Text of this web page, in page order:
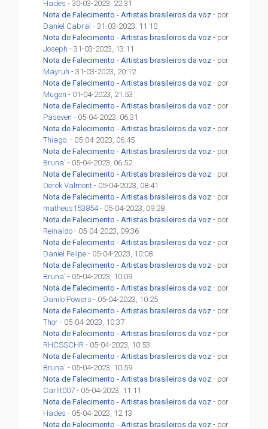
Hades - 30-03-2023, 22:31
Nota de Falecimento - Artistas brasileiros da voz - por
Daniel Cabral - 31-03-2023, 11:10
Nota de Falecimento - Artistas brasileiros da voz - por
Joseph - 31-03-2023, 13:11
Nota de Falecimento - Artistas brasileiros da voz - por
Mayruh - 31-03-2023, 20:12
Nota de Falecimento - Artistas brasileiros da voz - por
Mugen - 01-04-2023, 21:53
Nota de Falecimento - Artistas brasileiros da voz - por
Paseven - 05-04-2023, 06:31
Nota de Falecimento - Artistas brasileiros da voz - por
Thiago. - 05-04-2023, 06:45
Nota de Falecimento - Artistas brasileiros da voz - por
Bruna' - 05-04-2023, 06:52
Nota de Falecimento - Artistas brasileiros da voz - por
Derek Valmont - 05-04-2023, 08:41
Nota de Falecimento - Artistas brasileiros da voz - por
matheus153854- 05-04-2023, 09:28
Nota de Falecimento - Artistas brasileiros da voz - por
Reinaldo - 05-04-2023, 09:36
Nota de Falecimento - Artistas brasileiros da voz - por
Daniel Felipe - 05-04-2023, 10:08
Nota de Falecimento - Artistas brasileiros da voz - por
Bruna' - 05-04-2023, 10:09
Nota de Falecimento - Artistas brasileiros da voz - por
Danilo Powers - 05-04-2023, 10:25
Nota de Falecimento - Artistas brasileiros da voz - por
Thor - 05-04-2023, 10:37
Nota de Falecimento - Artistas brasileiros da voz - por
RHCSSCHR - 05-04-2023, 10:53
Nota de Falecimento - Artistas brasileiros da voz - por
Bruna' - 05-04-2023, 10:59
Nota de Falecimento - Artistas brasileiros da voz - por
Carlit007 - 05-04-2023, 11:11
Nota de Falecimento - Artistas brasileiros da voz - por
Hades - 05-04-2023, 12:13
Nota de Falecimento - Artistas brasileiros da voz - por